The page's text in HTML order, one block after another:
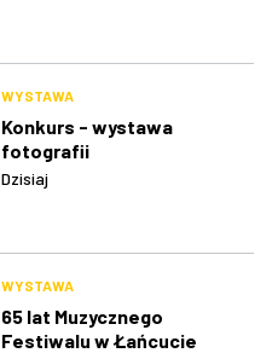
WYSTAWA
Konkurs - wystawa
fotografii
Dzisiaj
WYSTAWA
65 lat Muzycznego
Festiwalu w Łańcucie